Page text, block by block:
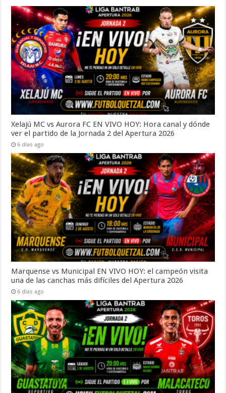
Xelajú MC vs Aurora FC EN VIVO HOY: Hora canal y dónde
ver el partido de la Jornada 2 del Apertura 2026
6 días ago
Marquense vs Municipal EN VIVO HOY: el campeón visita
una de las canchas más difíciles del Apertura 2026
6 días ago